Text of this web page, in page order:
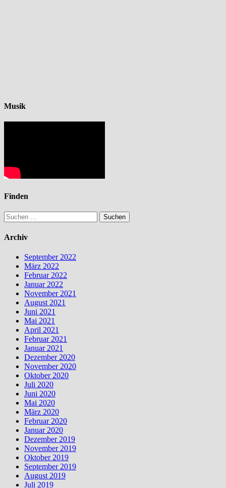
Musik
Finden
Suchen
nach:
Archiv
September 2022
März 2022
Februar 2022
Januar 2022
November 2021
August 2021
Juni 2021
Mai 2021
April 2021
Februar 2021
Januar 2021
Dezember 2020
November 2020
Oktober 2020
Juli 2020
Juni 2020
Mai 2020
März 2020
Februar 2020
Januar 2020
Dezember 2019
November 2019
Oktober 2019
September 2019
August 2019
Juli 2019